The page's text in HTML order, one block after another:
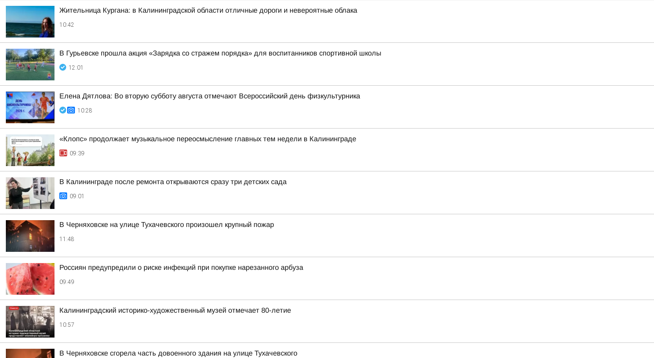
Жительница Кургана: в Калининградской области отличные дороги и невероятные облака
10:42
В Гурьевске прошла акция «Зарядка со стражем порядка» для воспитанников спортивной школы
12:01
Елена Дятлова: Во вторую субботу августа отмечают Всероссийский день физкультурника
10:28
«Клопс» продолжает музыкальное переосмысление главных тем недели в Калининграде
09:39
В Калининграде после ремонта открываются сразу три детских сада
09:01
В Черняховске на улице Тухачевского произошел крупный пожар
11:48
Россиян предупредили о риске инфекций при покупке нарезанного арбуза
09:49
Калининградский историко-художественный музей отмечает 80-летие
10:57
В Черняховске сгорела часть довоенного здания на улице Тухачевского